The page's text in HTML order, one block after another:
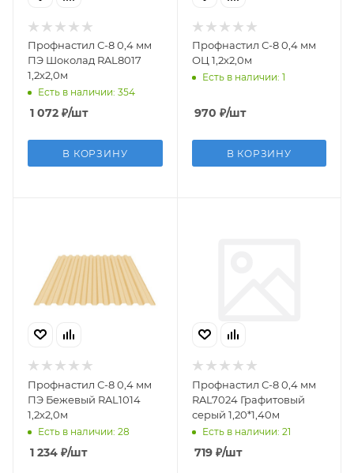
Профнастил С-8 0,4 мм
ПЭ Шоколад RAL8017
1,2х2,0м
Есть в наличии: 354
1 072 ₽/шт
В КОРЗИНУ
Профнастил С-8 0,4 мм
ОЦ 1,2х2,0м
Есть в наличии: 1
970 ₽/шт
В КОРЗИНУ
Профнастил С-8 0,4 мм
ПЭ Бежевый RAL1014
1,2х2,0м
Есть в наличии: 28
1 234 ₽/шт
Профнастил С-8 0,4 мм
RAL7024 Графитовый
серый 1,20*1,40м
Есть в наличии: 21
719₽/шт